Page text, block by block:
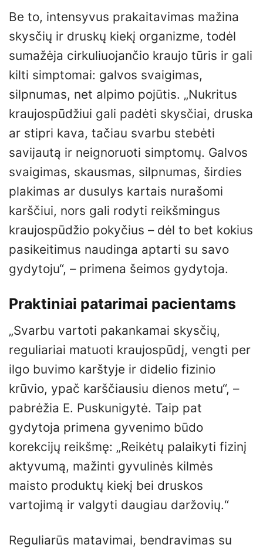
Be to, intensyvus prakaitavimas mažina
skysčių ir druskų kiekį organizme, todėl
sumažėja cirkuliuojančio kraujo tūris ir gali
kilti simptomai: galvos svaigimas,
silpnumas, net alpimo pojūtis. „Nukritus
kraujospūdžiui gali padėti skysčiai, druska
ar stipri kava, tačiau svarbu stebėti
savijautą ir neignoruoti simptomų. Galvos
svaigimas, skausmas, silpnumas, širdies
plakimas ar dusulys kartais nurašomi
karščiui, nors gali rodyti reikšmingus
kraujospūdžio pokyčius – dėl to bet kokius
pasikeitimus naudinga aptarti su savo
gydytoju“, – primena šeimos gydytoja.
Praktiniai patarimai pacientams
„Svarbu vartoti pakankamai skysčių,
reguliariai matuoti kraujospūdį, vengti per
ilgo buvimo karštyje ir didelio fizinio
krūvio, ypač karščiausiu dienos metu“, –
pabrėžia E. Puskunigytė. Taip pat
gydytoja primena gyvenimo būdo
korekcijų reikšmę: „Reikėtų palaikyti fizinį
aktyvumą, mažinti gyvulinės kilmės
maisto produktų kiekį bei druskos
vartojimą ir valgyti daugiau daržovių.“
Reguliarūs matavimai, bendravimas su